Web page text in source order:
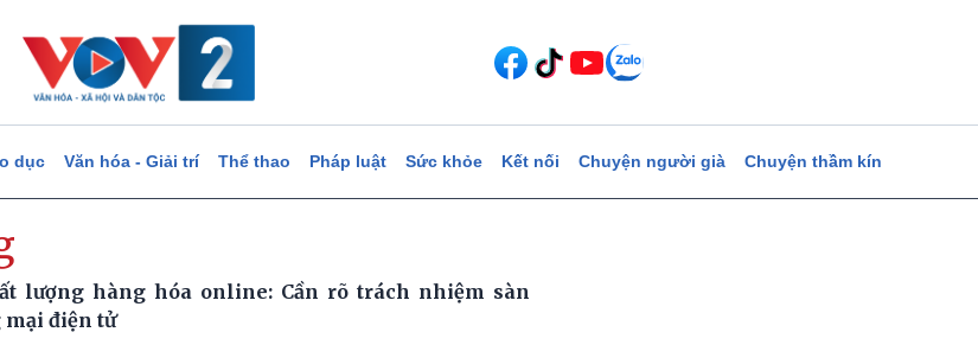
dục Văn hóa - Giải trí Thể thao Pháp luật Sức khỏe Kết nối Chuyện người già Chuyện thầm kín
lượng hàng hóa online: Cần rõ trách nhiệm sàn
điện tử